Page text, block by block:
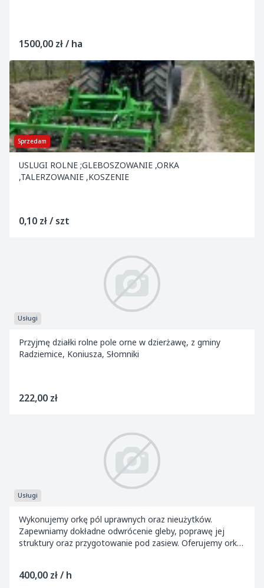
1500,00 zł / ha
Sprzedam
USLUGI ROLNE ;GLEBOSZOWANIE ,ORKA
,TALERZOWANIE ,KOSZENIE
0,10 zł / szt
Usługi
Przyjmę działki rolne pole orne w dzierżawę, z gminy
Radziemice, Koniusza, Słomniki
222,00 zł
Usługi
Wykonujemy orkę pól uprawnych oraz nieużytków.
Zapewniamy dokładne odwrócenie gleby, poprawę jej
struktury oraz przygotowanie pod zasiew. Oferujemy orkę
400,00 zł / h